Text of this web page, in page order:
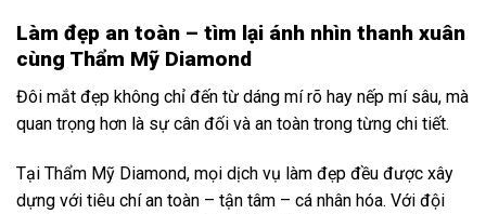
Làm đẹp an toàn – tìm lại ánh nhìn thanh xuân
cùng Thẩm Mỹ Diamond
Đôi mắt đẹp không chỉ đến từ dáng mí rõ hay nếp mí sâu, mà
quan trọng hơn là sự cân đối và an toàn trong từng chi tiết.
Tại Thẩm Mỹ Diamond, mọi dịch vụ làm đẹp đều được xây
dựng với tiêu chí an toàn – tận tâm – cá nhân hóa. Với đội